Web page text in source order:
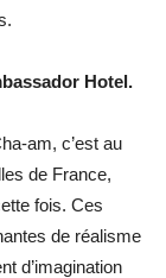
Hotel.
am, c’est au
de France,
fois. Ces
de réalisme
d’imagination